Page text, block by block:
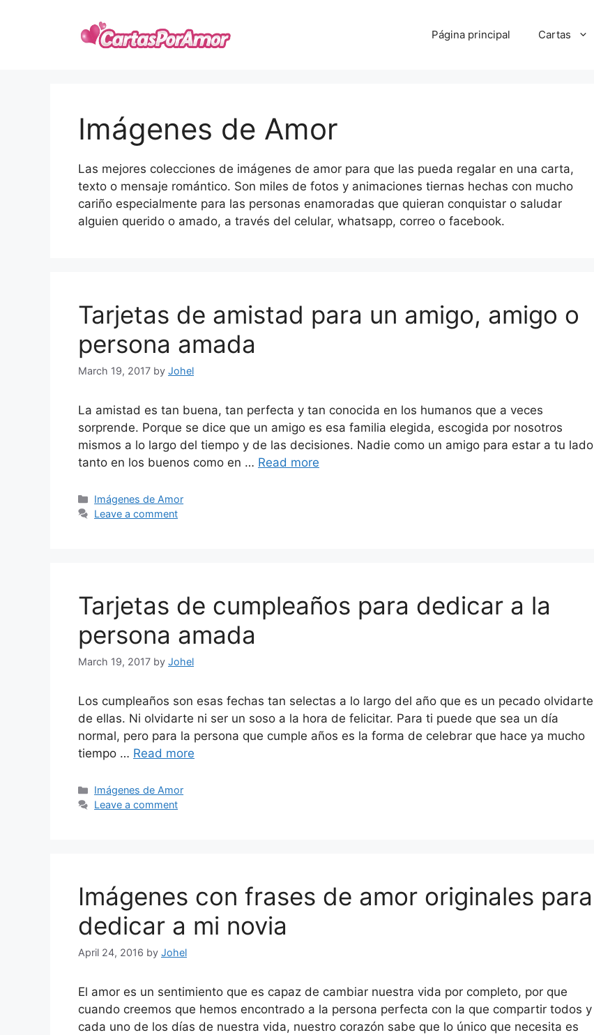
Página principal Cartas
Imágenes de Amor
Las mejores colecciones de imágenes de amor para que las pueda regalar en una carta,
texto o mensaje romántico. Son miles de fotos y animaciones tiernas hechas con mucho
cariño especialmente para las personas enamoradas que quieran conquistar o saludar
alguien querido o amado, a través del celular, whatsapp, correo o facebook.
Tarjetas de amistad para un amigo, amigo o
persona amada
March 19, 2017 by Johel
La amistad es tan buena, tan perfecta y tan conocida en los humanos que a veces
sorprende. Porque se dice que un amigo es esa familia elegida, escogida por nosotros
mismos a lo largo del tiempo y de las decisiones. Nadie como un amigo para estar a tu lado
tanto en los buenos como en … Read more
Categories
Imágenes de Amor
Leave a comment
Tarjetas de cumpleaños para dedicar a la
persona amada
March 19, 2017 by Johel
Los cumpleaños son esas fechas tan selectas a lo largo del año que es un pecado olvidarte
de ellas. Ni olvidarte ni ser un soso a la hora de felicitar. Para ti puede que sea un día
normal, pero para la persona que cumple años es la forma de celebrar que hace ya mucho
tiempo … Read more
Categories
Imágenes de Amor
Leave a comment
Imágenes con frases de amor originales para
dedicar a mi novia
April 24, 2016 by Johel
El amor es un sentimiento que es capaz de cambiar nuestra vida por completo, por que
cuando creemos que hemos encontrado a la persona perfecta con la que compartir todos y
cada uno de los días de nuestra vida, nuestro corazón sabe que lo único que necesita es